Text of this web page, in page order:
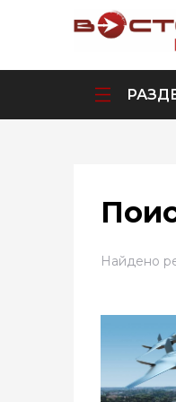
Найдено